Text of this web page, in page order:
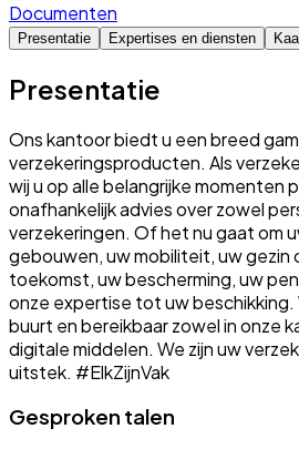
Documenten
Presentatie Expertises en diensten
Presentatie
Ons kantoor biedt u een breed
verzekeringsproducten. Als
wij u op alle belangrijke momenten
onafhankelijk advies over zowel
verzekeringen. Of het nu gaat om
gebouwen, uw mobiliteit, uw gezin
toekomst, uw bescherming, uw
onze expertise tot uw beschikking.
buurt en bereikbaar zowel in onze
digitale middelen. We zijn uw
uitstek. #ElkZijnVak
Gesproken talen